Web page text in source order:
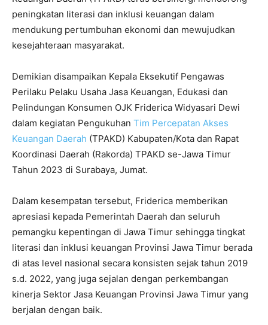
peningkatan literasi dan inklusi keuangan dalam
mendukung pertumbuhan ekonomi dan mewujudkan
kesejahteraan masyarakat.
Demikian disampaikan Kepala Eksekutif Pengawas
Perilaku Pelaku Usaha Jasa Keuangan, Edukasi dan
Pelindungan Konsumen OJK Friderica Widyasari Dewi
dalam kegiatan Pengukuhan Tim Percepatan Akses
Keuangan Daerah (TPAKD) Kabupaten/Kota dan Rapat
Koordinasi Daerah (Rakorda) TPAKD se-Jawa Timur
Tahun 2023 di Surabaya, Jumat.
Dalam kesempatan tersebut, Friderica memberikan
apresiasi kepada Pemerintah Daerah dan seluruh
pemangku kepentingan di Jawa Timur sehingga tingkat
literasi dan inklusi keuangan Provinsi Jawa Timur berada
di atas level nasional secara konsisten sejak tahun 2019
s.d. 2022, yang juga sejalan dengan perkembangan
kinerja Sektor Jasa Keuangan Provinsi Jawa Timur yang
berjalan dengan baik.